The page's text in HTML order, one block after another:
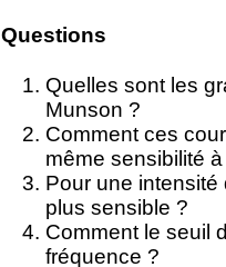
Questions
Quelles sont les
Munson ?
Comment ces
même sensibilité
Pour une intensité
plus sensible ?
Comment le seuil
fréquence ?